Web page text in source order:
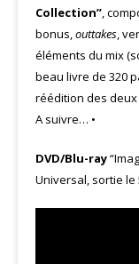
Collection”,
bonus,outtakes,
éléments du mix
beau livre de 320
réédition des
A suivre… •
DVD/Blu-ray
Universal, sortie le